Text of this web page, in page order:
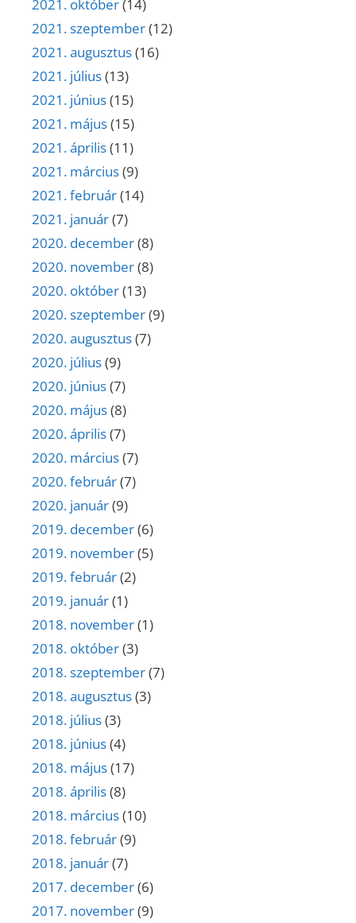
2021. október(14)
2021. szeptember(12)
2021. augusztus(16)
2021. július(13)
2021. június(15)
2021. május(15)
2021. április(11)
2021. március(9)
2021. február(14)
2021. január(7)
2020. december(8)
2020. november(8)
2020. október(13)
2020. szeptember(9)
2020. augusztus(7)
2020. július(9)
2020. június(7)
2020. május(8)
2020. április(7)
2020. március(7)
2020. február(7)
2020. január(9)
2019. december(6)
2019. november(5)
2019. február(2)
2019. január(1)
2018. november(1)
2018. október(3)
2018. szeptember(7)
2018. augusztus(3)
2018. július(3)
2018. június(4)
2018. május(17)
2018. április(8)
2018. március(10)
2018. február(9)
2018. január(7)
2017. december(6)
2017. november(9)